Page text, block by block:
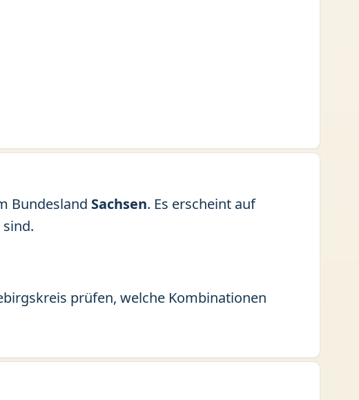
Bundesland Sachsen. Es erscheint auf
prüfen, welche Kombinationen